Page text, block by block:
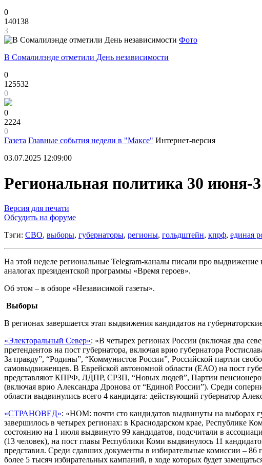
0
140138
3
Фото
В Сомалилэнде отметили День независимости
0
125532
0
0
2224
0
Газета Главные события недели в "Максе" Интернет-версия
03.07.2025 12:09:00
Региональная политика 30 июня-
Версия для печати
Обсудить на форуме
Тэги: СВО, выборы, губернаторы, регионы, гольдштейн, кпрф, единая
На этой неделе региональные Telegram-каналы писали про
аналогах президентской программы «Время героев».
Об этом – в обзоре «Независимой газеты».
Выборы
В регионах завершается этап выдвижения кандидатов на
«Электоральный Север»: «В четырех регионах России (включая два
претендентов на пост губернатора, включая врио губернатора
За правду”, “Родины”, “Коммунистов России”, Российской партии
самовыдвиженцев. В Еврейской автономной области (ЕАО) на пост
представляют КПРФ, ЛДПР, СРЗП, “Новых людей”, Партии
(включая врио Александра Дронова от “Единой России”). Среди
области выдвинулись всего 4 кандидата: действующий губернатор
«СТРАНОВЕД»: «НОМ: почти сто кандидатов выдвинуты на выборах
завершилось в четырех регионах: в Краснодарском крае, Республике
состоянию на 1 июля выдвинуто 99 кандидатов, подсчитали в
(13 человек), на пост главы Республики Коми выдвинулось 11
представил. Среди сдавших документы в избирательные комиссии –
более 5 тысяч избирательных кампаний, в ходе которых будет